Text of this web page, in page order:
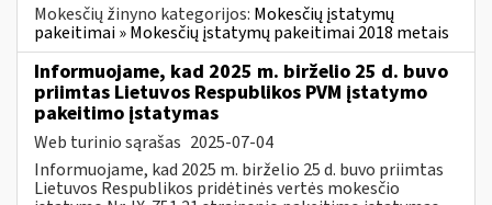
Mokesčių žinyno kategorijos: Mokesčių įstatymų
pakeitimai » Mokesčių įstatymų pakeitimai 2018 metais
Informuojame, kad 2025 m. birželio 25 d. buvo
priimtas Lietuvos Respublikos PVM įstatymo
pakeitimo įstatymas
Web turinio sąrašas 2025-07-04
Informuojame, kad 2025 m. birželio 25 d. buvo priimtas
Lietuvos Respublikos pridėtinės vertės mokesčio